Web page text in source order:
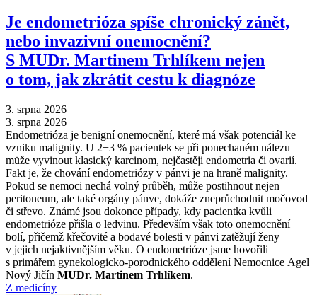
Je endometrióza spíše chronický zánět,
nebo invazivní onemocnění?
S MUDr. Martinem Trhlíkem nejen
o tom, jak zkrátit cestu k diagnóze
3. srpna 2026
3. srpna 2026
Endometrióza je benigní onemocnění, které má však potenciál ke
vzniku malignity. U 2−3 % pacientek se při ponechaném nálezu
může vyvinout klasický karcinom, nejčastěji endometria či ovarií.
Fakt je, že chování endometriózy v pánvi je na hraně malignity.
Pokud se nemoci nechá volný průběh, může postihnout nejen
peritoneum, ale také orgány pánve, dokáže zneprůchodnit močovod
či střevo. Známé jsou dokonce případy, kdy pacientka kvůli
endometrióze přišla o ledvinu. Především však toto onemocnění
bolí, přičemž křečovité a bodavé bolesti v pánvi zatěžují ženy
v jejich nejaktivnějším věku. O endometrióze jsme hovořili
s primářem gynekologicko-porodnického oddělení Nemocnice Agel
Nový Jičín MUDr. Martinem Trhlíkem.
Z medicíny